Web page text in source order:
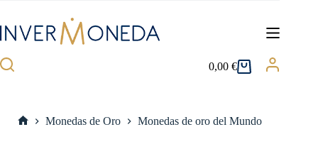
contenido
Carro
0,00€
Monedas de Oro Monedas de oro del Mundo